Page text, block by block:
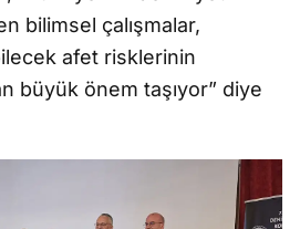
bilimsel çalışmalar,
afet risklerinin
büyük önem taşıyor” diye